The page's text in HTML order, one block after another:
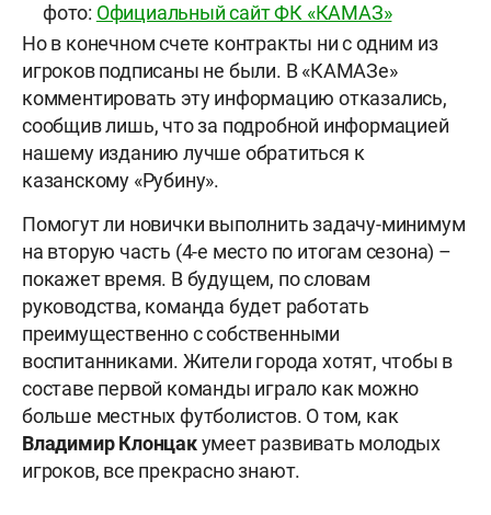
фото: Официальный сайт ФК «КАМАЗ»
Но в конечном счете контракты ни с одним из
игроков подписаны не были. В «КАМАЗе»
комментировать эту информацию отказались,
сообщив лишь, что за подробной информацией
нашему изданию лучше обратиться к
казанскому «Рубину».
Помогут ли новички выполнить задачу-минимум
на вторую часть (4-е место по итогам сезона) –
покажет время. В будущем, по словам
руководства, команда будет работать
преимущественно с собственными
воспитанниками. Жители города хотят, чтобы в
составе первой команды играло как можно
больше местных футболистов. О том, как
Владимир Клонцакумеет развивать молодых
игроков, все прекрасно знают.